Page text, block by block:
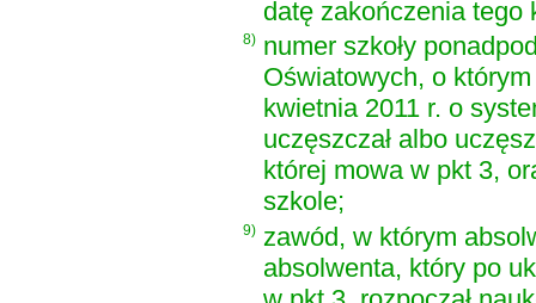
datę zakończenia tego
8) numer szkoły
Oświatowych, o
kwietnia 2011 r. o
uczęszczał albo
której mowa w pkt 3,
szkole;
9) zawód, w którym
absolwenta, który po